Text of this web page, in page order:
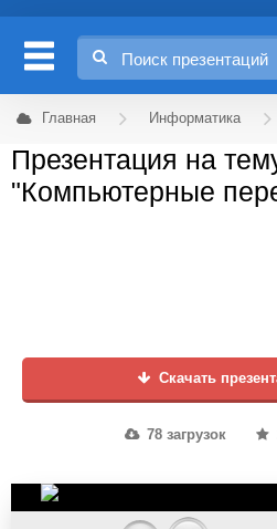
Главная Информатика
Презентация на
"Компьютерные
Скачать
78 загрузок